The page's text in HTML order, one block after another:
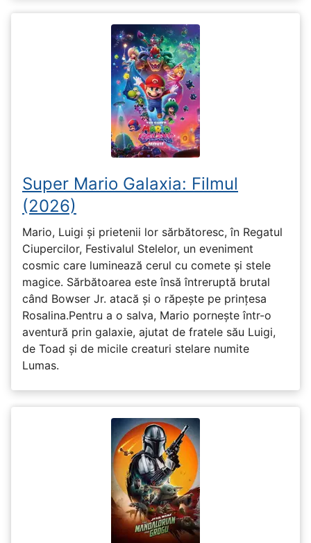
Super Mario Galaxia: Filmul
(2026)
Mario, Luigi și prietenii lor sărbătoresc, în Regatul
Ciupercilor, Festivalul Stelelor, un eveniment
cosmic care luminează cerul cu comete și stele
magice. Sărbătoarea este însă întreruptă brutal
când Bowser Jr. atacă și o răpește pe prinţesa
Rosalina.Pentru a o salva, Mario pornește într-o
aventură prin galaxie, ajutat de fratele său Luigi,
de Toad și de micile creaturi stelare numite
Lumas.